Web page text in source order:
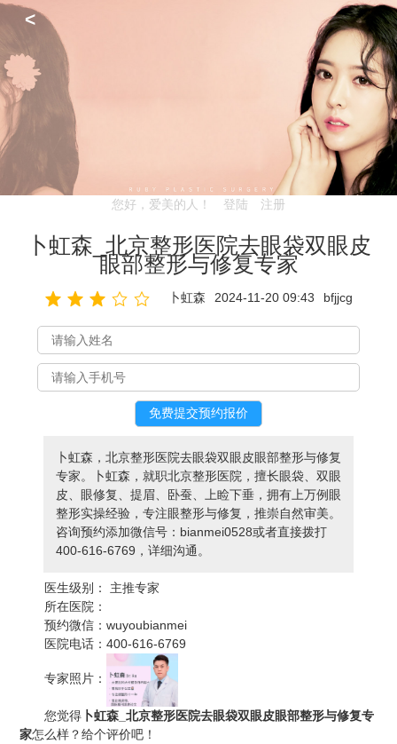
<
您好，爱美的人！ 登陆 注册
卜虹森_北京整形医院去眼袋双眼皮
眼部整形与修复专家
卜虹森 2024-11-20 09:43 bfjjcg
卜虹森，北京整形医院去眼袋双眼皮眼部整形与修复
专家。卜虹森，就职北京整形医院，擅长眼袋、双眼
皮、眼修复、提眉、卧蚕、上睑下垂，拥有上万例眼
整形实操经验，专注眼整形与修复，推崇自然审美。
咨询预约添加微信号：bianmei0528或者直接拨打
400-616-6769，详细沟通。
医生级别：
主推专家
所在医院：
预约微信：wuyoubianmei
医院电话：400-616-6769
专家照片：
您觉得 卜虹森_北京整形医院去眼袋双眼皮眼部整形与修复专
家怎么样？给个评价吧！